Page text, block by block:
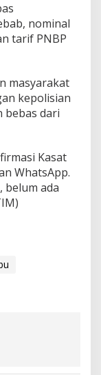
nominal
tarif PNBP
masyarakat
kepolisian
bebas dari
Kasat
WhatsApp.
ada